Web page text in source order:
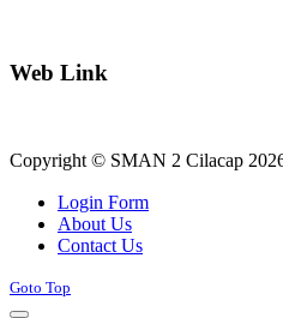
Web Link
Copyright © SMAN 2 Cilacap
Login Form
About Us
Contact Us
Goto Top